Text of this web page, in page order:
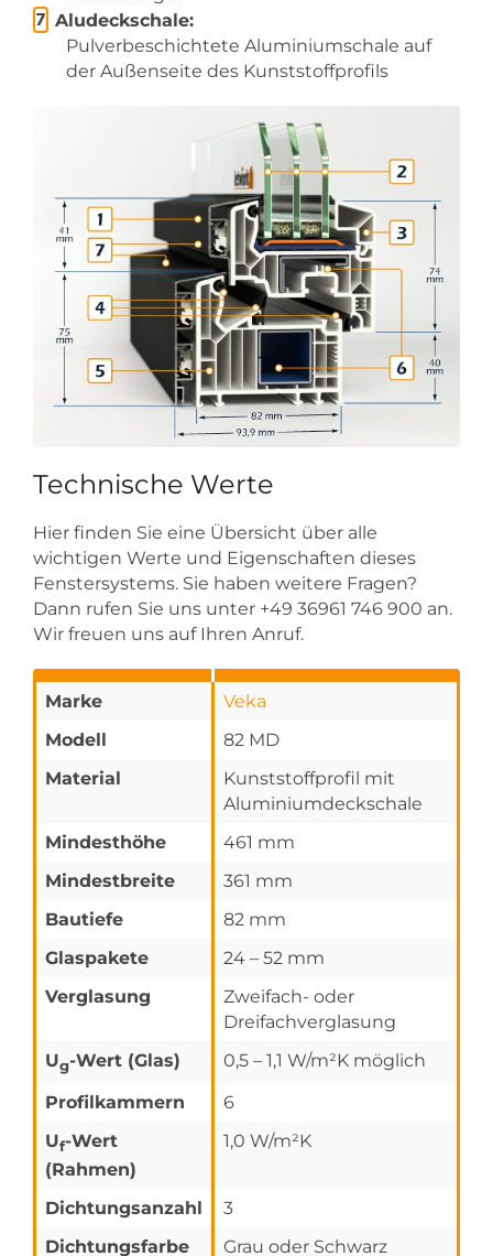
Aludeckschale:
Pulverbeschichtete Aluminiumschale auf
der Außenseite des Kunststoffprofils
Technische Werte
Hier finden Sie eine Übersicht über alle
wichtigen Werte und Eigenschaften dieses
Fenstersystems. Sie haben weitere Fragen?
Dann rufen Sie uns unter +49 36961 746 900 an.
Wir freuen uns auf Ihren Anruf.
Marke
Veka
Modell
82 MD
Material
Kunststoffprofil mit
Aluminiumdeckschale
Mindesthöhe
461 mm
Mindestbreite
361 mm
Bautiefe
82 mm
Glaspakete
24 – 52 mm
Verglasung
Zweifach- oder
Dreifachverglasung
Ug-Wert (Glas)
0,5 – 1,1 W/m²K möglich
Profilkammern
6
Uf-Wert
(Rahmen)
1,0 W/m²K
Dichtungsanzahl
3
Dichtungsfarbe
Grau oder Schwarz